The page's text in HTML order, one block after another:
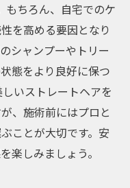
もちろん、自宅でのケ
を高める要因となり
シャンプーやトリー
態をより良好に保つ
いストレートヘアを
、施術前にはプロと
ことが大切です。安
楽しみましょう。